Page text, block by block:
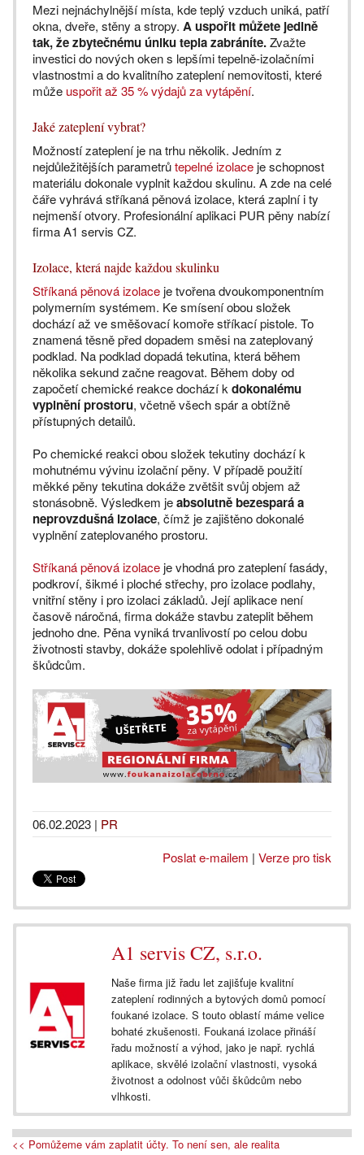
Mezi nejnáchylnější místa, kde teplý vzduch uniká, patří
okna, dveře, stěny a stropy. A uspořit můžete jedině
tak, že zbytečnému úniku tepla zabráníte.Zvažte
investici do nových oken s lepšími tepelně-izolačními
vlastnostmi a do kvalitního zateplení nemovitosti, které
může uspořit až 35 % výdajů za vytápění.
Jaké zateplení vybrat?
Možností zateplení je na trhu několik. Jedním z
nejdůležitějších parametrůtepelné izolace je schopnost
materiálu dokonale vyplnit každou skulinu. A zde na celé
čáře vyhrává stříkaná pěnová izolace, která zaplní i ty
nejmenší otvory. Profesionální aplikaci PUR pěny nabízí
firma A1 servis CZ.
Izolace, která najde každou skulinku
Stříkaná pěnová izolace je tvořena dvoukomponentním
polymerním systémem. Ke smísení obou složek
dochází až ve směšovací komoře stříkací pistole. To
znamená těsně před dopadem směsi na zateplovaný
podklad. Na podklad dopadá tekutina, která během
několika sekund začne reagovat. Během doby od
započetí chemické reakce dochází k dokonalému
vyplnění prostoru, včetně všech spár a obtížně
přístupných detailů.
Po chemické reakci obou složek tekutiny dochází k
mohutnému vývinu izolační pěny. V případě použití
měkké pěny tekutina dokáže zvětšit svůj objem až
stonásobně. Výsledkem jeabsolutně bezespará a
neprovzdušná izolace, čímž je zajištěno dokonalé
vyplnění zateplovaného prostoru.
Stříkaná pěnová izolace je vhodná pro zateplení fasády,
podkroví, šikmé i ploché střechy, pro izolace podlahy,
vnitřní stěny i pro izolaci základů. Její aplikace není
časově náročná, firma dokáže stavbu zateplit během
jednoho dne. Pěna vyniká trvanlivostí po celou dobu
životnosti stavby, dokáže spolehlivě odolat i případným
škůdcům.
06.02.2023 | PR
Poslat e-mailem | Verze pro tisk
A1 servis CZ, s.r.o.
Naše firma již řadu let zajišťuje kvalitní
zateplení rodinných a bytových domů pomocí
foukané izolace. S touto oblastí máme velice
bohaté zkušenosti. Foukaná izolace přináší
řadu možností a výhod, jako je např. rychlá
aplikace, skvělé izolační vlastnosti, vysoká
životnost a odolnost vůči škůdcům nebo
vlhkosti.
<< Pomůžeme vám zaplatit účty. To není sen, ale realita